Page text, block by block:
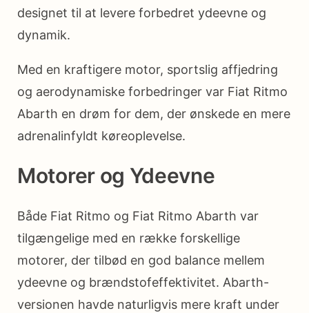
designet til at levere forbedret ydeevne og
dynamik.
Med en kraftigere motor, sportslig affjedring
og aerodynamiske forbedringer var Fiat Ritmo
Abarth en drøm for dem, der ønskede en mere
adrenalinfyldt køreoplevelse.
Motorer og Ydeevne
Både Fiat Ritmo og Fiat Ritmo Abarth var
tilgængelige med en række forskellige
motorer, der tilbød en god balance mellem
ydeevne og brændstofeffektivitet. Abarth-
versionen havde naturligvis mere kraft under